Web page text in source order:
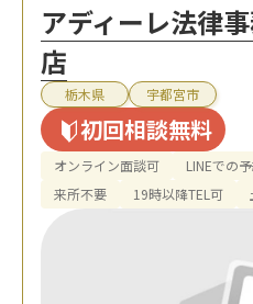
アディーレ法律
店
栃木県 宇都宮市
初回相談無料
オンライン面談可 LINEでの
来所不要
19時以降TEL可